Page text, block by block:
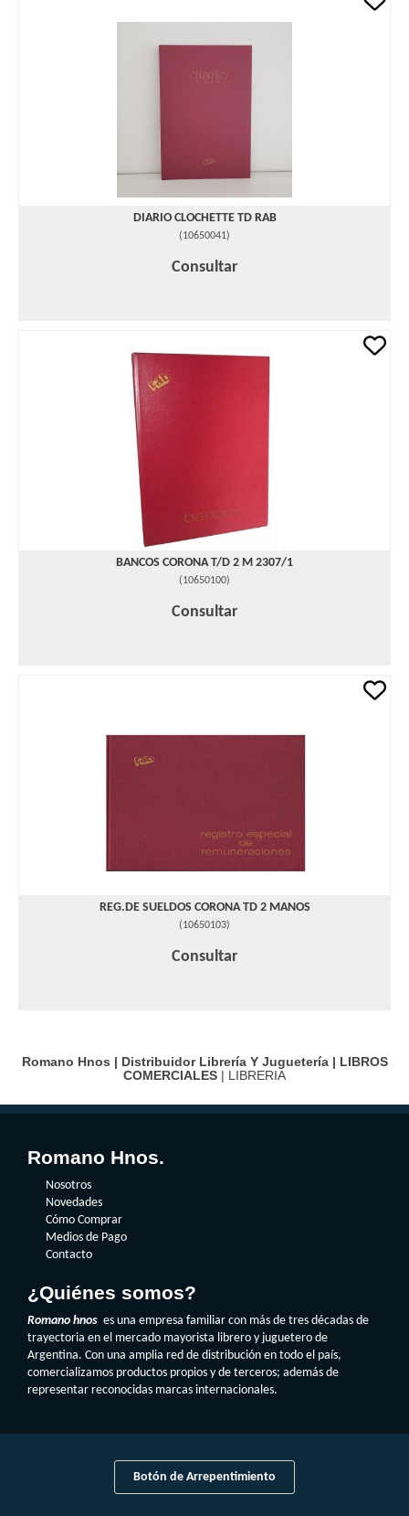
DIARIO CLOCHETTE TD RAB
(10650041)
Consultar
BANCOS CORONA T/D 2 M 2307/1
(10650100)
Consultar
REG.DE SUELDOS CORONA TD 2 MANOS
(10650103)
Consultar
Romano Hnos | Distribuidor Librería Y Juguetería | LIBROS
COMERCIALES | LIBRERIA
Romano Hnos.
Nosotros
Novedades
Cómo Comprar
Medios de Pago
Contacto
¿Quiénes somos?
Romano hnos es una empresa familiar con más de tres décadas de
trayectoria en el mercado mayorista librero y juguetero de
Argentina. Con una amplia red de distribución en todo el país,
comercializamos productos propios y de terceros; además de
representar reconocidas marcas internacionales.
Botón de Arrepentimiento